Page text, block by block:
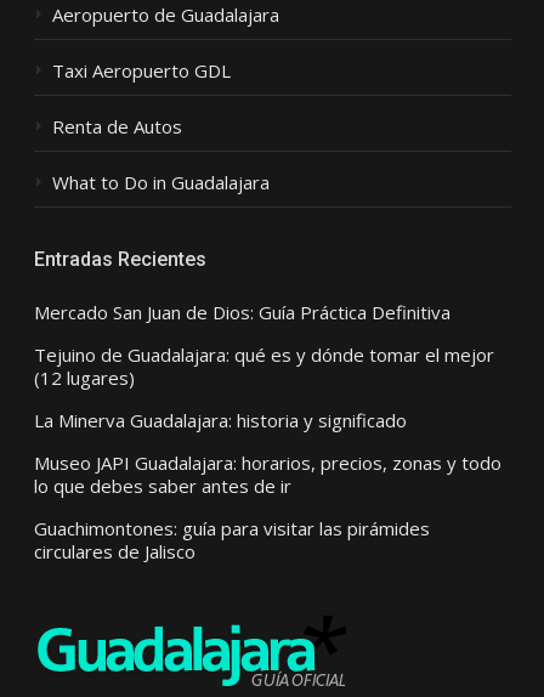
Aeropuerto de Guadalajara
Taxi Aeropuerto GDL
Renta de Autos
What to Do in Guadalajara
Entradas Recientes
Mercado San Juan de Dios: Guía Práctica Definitiva
Tejuino de Guadalajara: qué es y dónde tomar el mejor
(12 lugares)
La Minerva Guadalajara: historia y significado
Museo JAPI Guadalajara: horarios, precios, zonas y todo
lo que debes saber antes de ir
Guachimontones: guía para visitar las pirámides
circulares de Jalisco